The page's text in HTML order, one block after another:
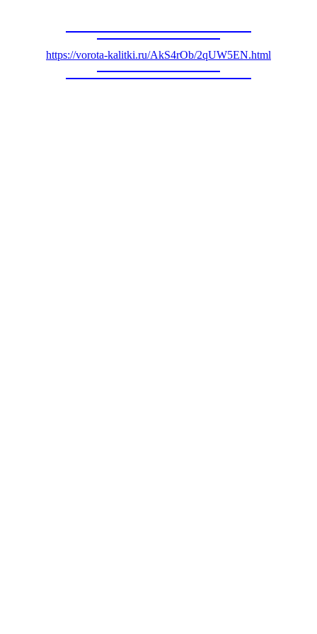
https://vorota-kalitki.ru/AkS4rOb/2qUW5EN.html